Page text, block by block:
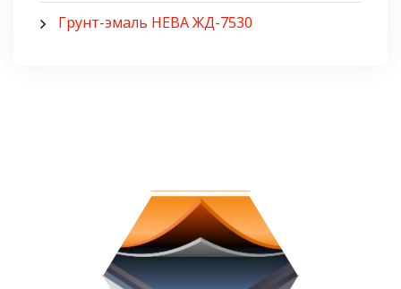
Грунт-эмаль НЕВА ЖД-7530